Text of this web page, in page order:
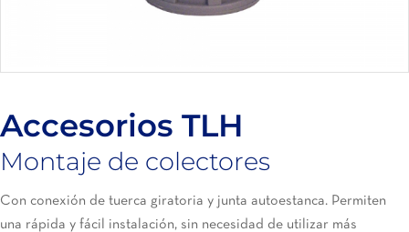
Accesorios TLH
Montaje de colectores
Con conexión de tuerca giratoria y junta autoestanca. Permiten
una rápida y fácil instalación, sin necesidad de utilizar más